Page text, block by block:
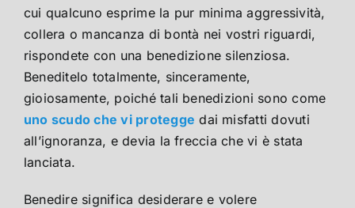
cui qualcuno esprime la pur minima aggressività,
collera o mancanza di bontà nei vostri riguardi,
rispondete con una benedizione silenziosa.
Beneditelo totalmente, sinceramente,
gioiosamente, poiché tali benedizioni sono come
uno scudo che vi protegge dai misfatti dovuti
all’ignoranza, e devia la freccia che vi è stata
lanciata.
Benedire significa desiderare e volere